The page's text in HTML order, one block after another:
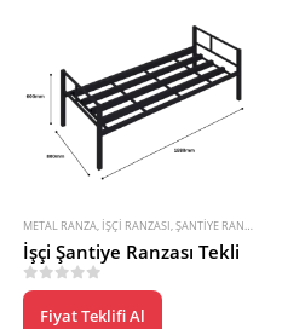
ŞANTIYE ÜRÜNLERI
METAL RANZA, İŞÇI RANZASI,ŞANTIYE RANZASI
İşçi Şantiye Ranzası Tekli
05 üzerinden
Fiyat Teklifi Al